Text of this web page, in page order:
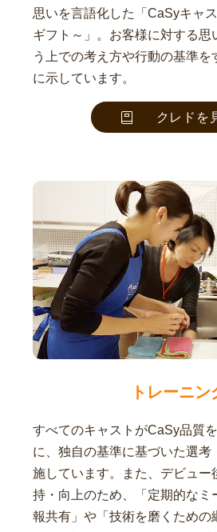
思いを言語化した「CaSyキャ
ギフト～」。お客様に対する思
う上での考え方や行動の基準を
に示しています。
クレドを
トレーニン
すべてのキャストがCaSy品質
に、独自の基準に基づいた選考
施しています。また、デビュー
持・向上のため、「定期的なミ
報共有」や「技術を磨くための